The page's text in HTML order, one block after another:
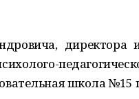
директора
школа №15